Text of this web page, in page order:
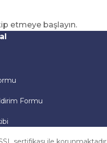
etmeye başlayın.
Formu